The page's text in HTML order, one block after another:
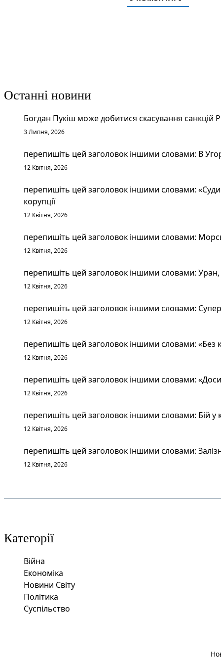
Останні новини
Богдан Пукіш може добитися скасування санкцій
3 Липня, 2026
перепишіть цей заголовок іншими словами: В
12 Квітня, 2026
перепишіть цей заголовок іншими словами:
корупції
12 Квітня, 2026
перепишіть цей заголовок іншими словами:
12 Квітня, 2026
перепишіть цей заголовок іншими словами:
12 Квітня, 2026
перепишіть цей заголовок іншими словами:
12 Квітня, 2026
перепишіть цей заголовок іншими словами: «Без
12 Квітня, 2026
перепишіть цей заголовок іншими словами:
12 Квітня, 2026
перепишіть цей заголовок іншими словами: Бій у
12 Квітня, 2026
перепишіть цей заголовок іншими словами:
12 Квітня, 2026
Категорії
Війна
Економіка
Новини Світу
Політика
Суспільство